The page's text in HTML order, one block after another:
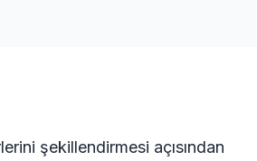
şekillendirmesi açısından